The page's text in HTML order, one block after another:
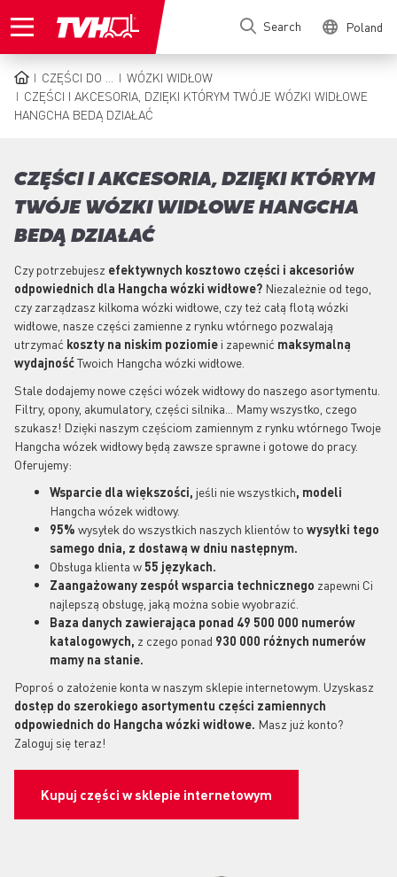
to
Search Poland
BREADCRUMB
CZĘŚCI DO ...
WÓZKI WIDŁOW
CZĘŚCI I AKCESORIA, DZIĘKI KTÓRYM TWÓJE WÓZKI WIDŁOWE
HANGCHA BEDĄ DZIAŁAĆ
CZĘŚCI I AKCESORIA, DZIĘKI KTÓRYM
TWÓJE WÓZKI WIDŁOWE HANGCHA
BEDĄ DZIAŁAĆ
Czy potrzebujesz efektywnych kosztowo części i akcesoriów
odpowiednich dla Hangcha wózki widłowe? Niezależnie od tego,
czy zarządzasz kilkoma wózki widłowe, czy też całą flotą wózki
widłowe, nasze części zamienne z rynku wtórnego pozwalają
utrzymać koszty na niskim poziomie i zapewnić maksymalną
wydajnośćTwoich Hangcha wózki widłowe.
Stale dodajemy nowe części wózek widłowy do naszego asortymentu.
Filtry, opony, akumulatory, części silnika... Mamy wszystko, czego
szukasz! Dzięki naszym częściom zamiennym z rynku wtórnego Twoje
Hangcha wózek widłowy będą zawsze sprawne i gotowe do pracy.
Oferujemy:
Wsparcie dla większości, jeśli nie wszystkich, modeli
Hangcha wózek widłowy.
95% wysyłek do wszystkich naszych klientów to wysyłki tego
samego dnia, z dostawą w dniu następnym.
Obsługa klienta w 55 językach.
Zaangażowany zespół wsparcia technicznego zapewni Ci
najlepszą obsługę, jaką można sobie wyobrazić.
Baza danych zawierająca ponad 49 500 000 numerów
katalogowych, z czego ponad 930 000 różnych numerów
mamy na stanie.
Poproś o założenie konta w naszym sklepie internetowym. Uzyskasz
dostęp do szerokiego asortymentu części zamiennych
odpowiednich do Hangcha wózki widłowe. Masz już konto?
Zaloguj się teraz!
Kupuj części w sklepie internetowym